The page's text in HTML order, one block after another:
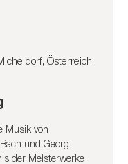
Österreich
Musik von
und Georg
der Meisterwerke